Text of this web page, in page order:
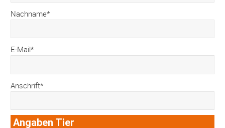
Nachname*
E-Mail*
Anschrift*
Angaben Tier